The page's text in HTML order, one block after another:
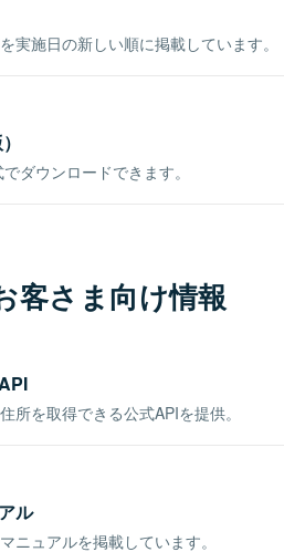
実施日の新しい順に掲載しています。
ダウンロードできます。
客さま向け情報
所を取得できる公式APIを提供。
ル
ニュアルを掲載しています。